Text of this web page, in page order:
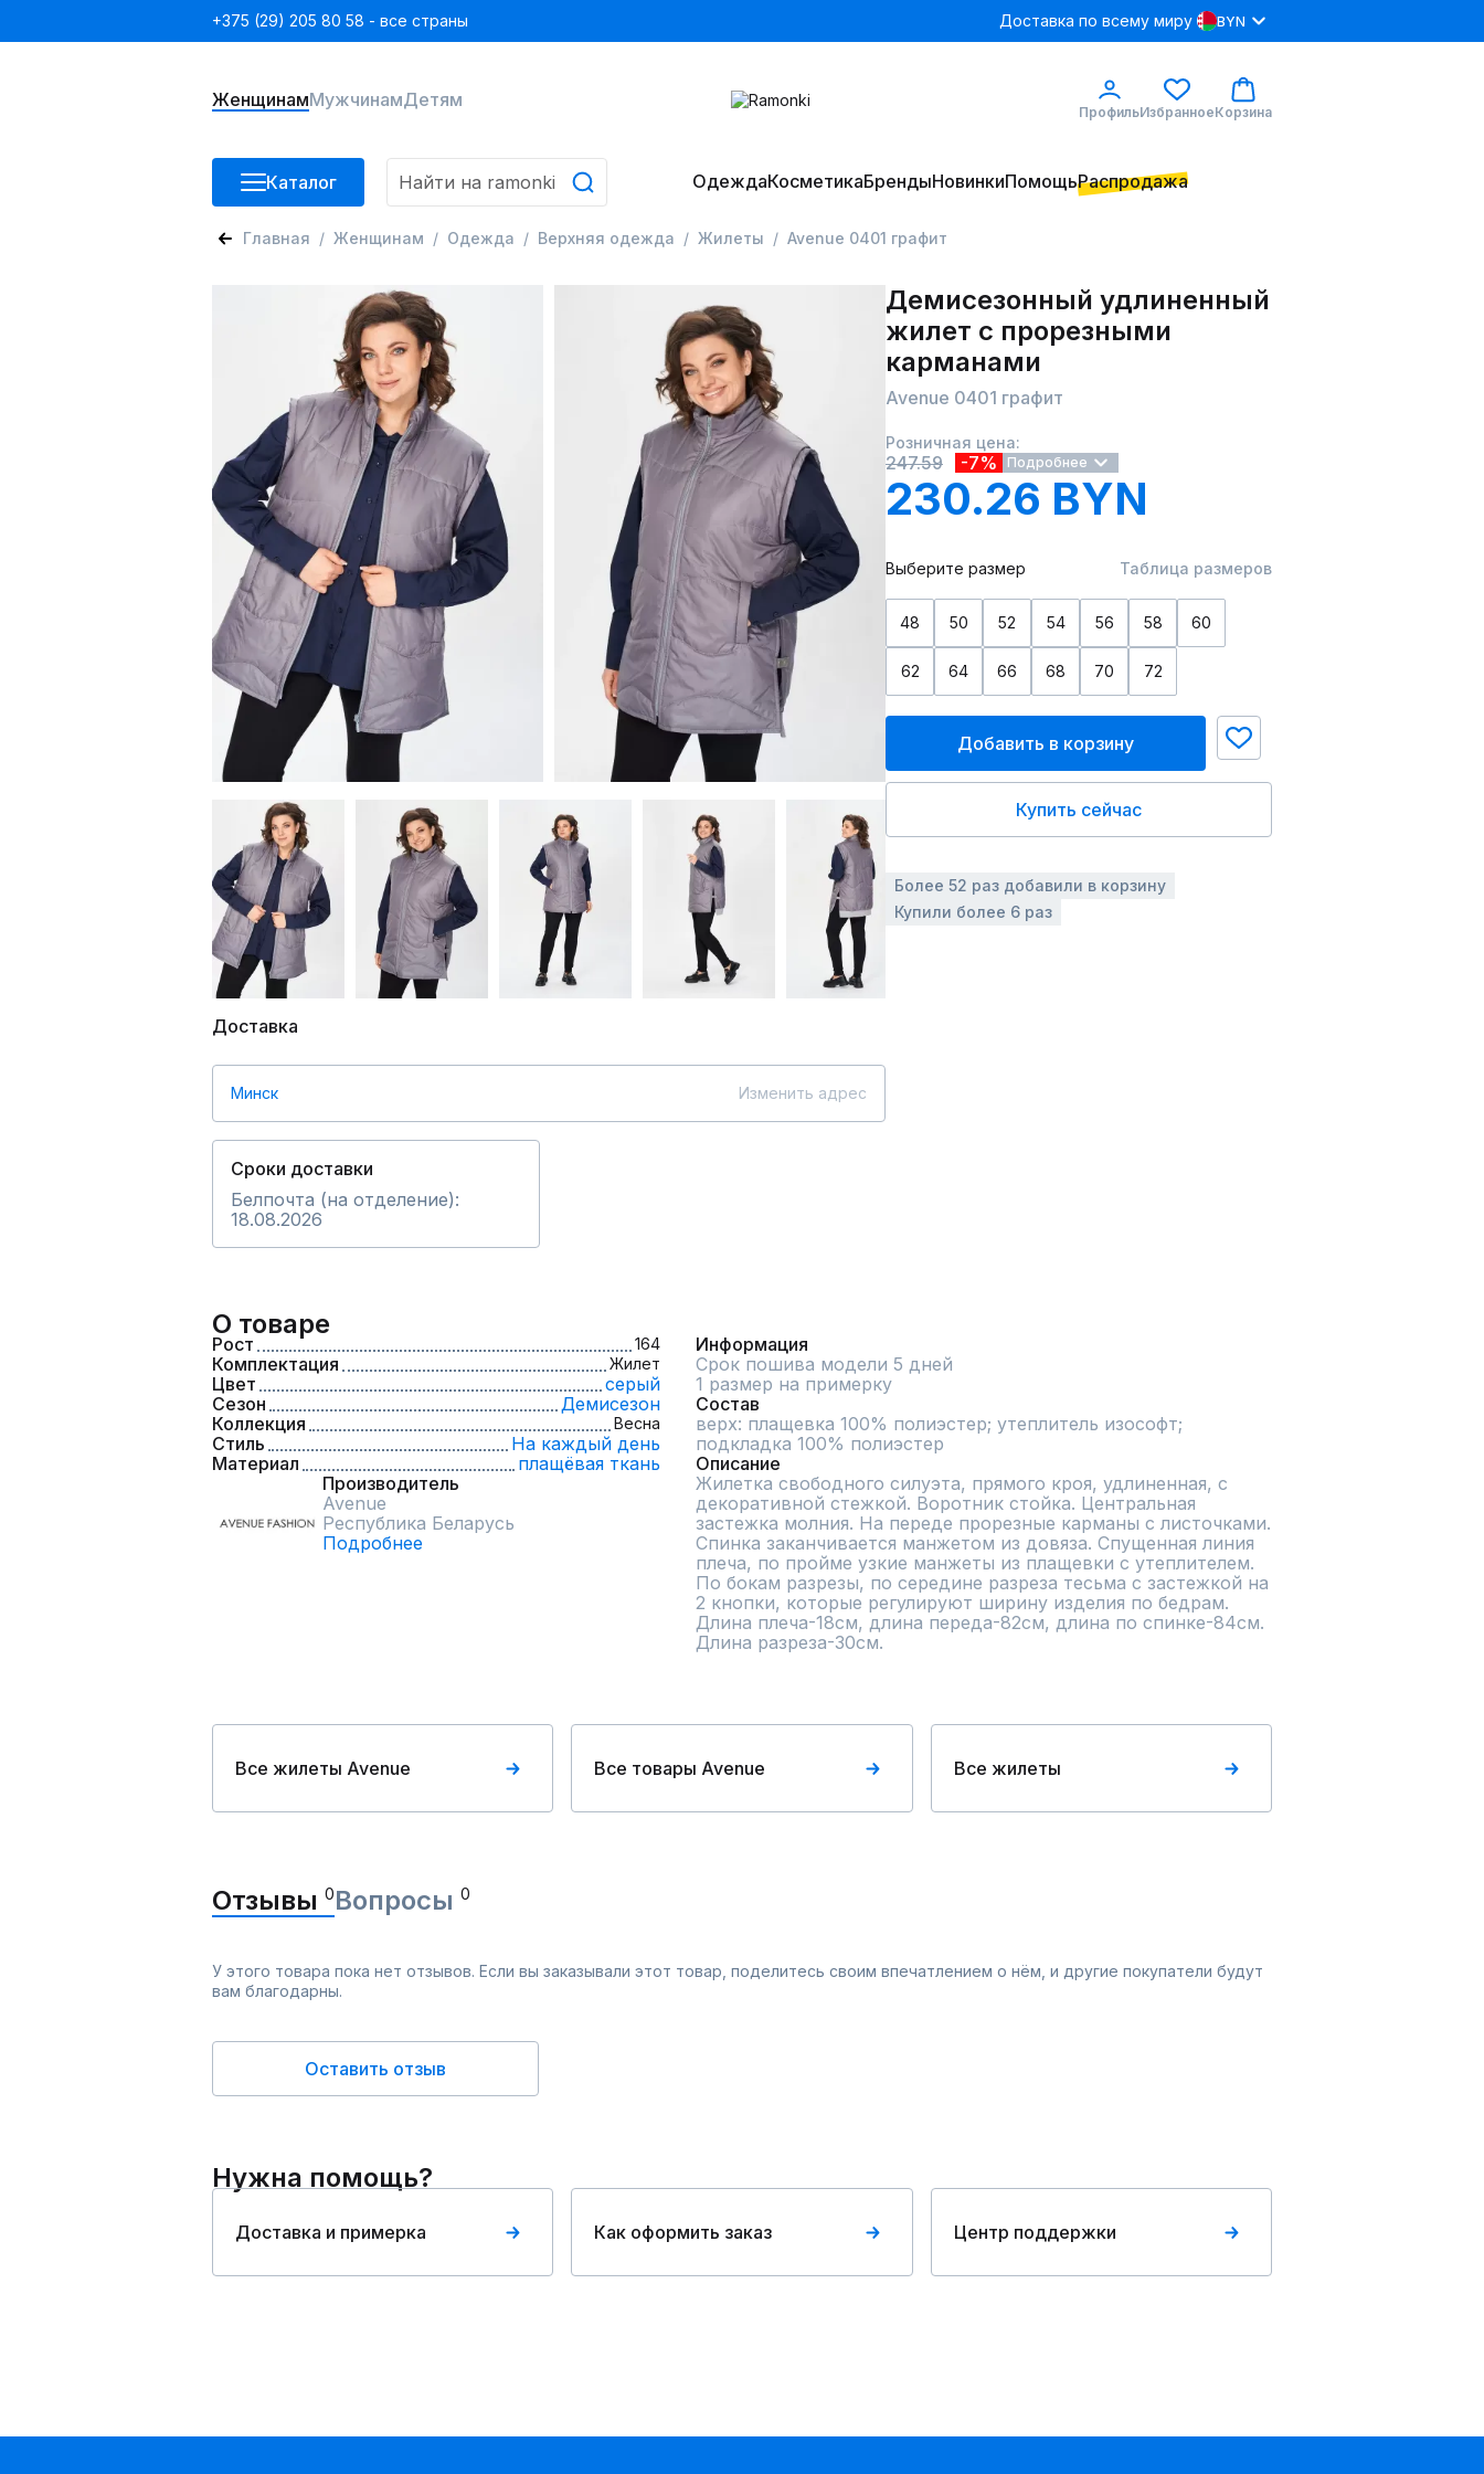
+375 (29) 205 80 58 - все страны Доставка по всему миру BYN
ЖенщинамМужчинамДетям
ПрофильИзбранноеКорзина
Каталог ОдеждаКосметикаБрендыНовинкиПомощьРаспродажа
Главная Женщинам Одежда Верхняя одежда Жилеты Avenue 0401 графит
Доставка
Минск Изменить адрес
Сроки доставки
Белпочта (на отделение):
18.08.2026
Демисезонный удлиненный
жилет с прорезными
карманами
Avenue 0401 графит
Розничная цена:
247.59 -7% Подробнее
230.26 BYN
Выберите размер Таблица размеров
48 50 52 54 56 58 60
62 64 66 68 70 72
Добавить в корзину
Купить сейчас
Более 52 раз добавили в корзину
Купили более 6 раз
О товаре
Рост 164
Комплектация Жилет
Цвет
серый
Сезон
Демисезон
Коллекция
Весна
Стиль
На каждый день
Материал
плащёвая ткань
Производитель
Avenue
Республика Беларусь
Подробнее
Информация
Срок пошива модели 5 дней
1 размер на примерку
Состав
верх: плащевка 100% полиэстер; утеплитель изософт;
подкладка 100% полиэстер
Описание
Жилетка свободного силуэта, прямого кроя, удлиненная, с
декоративной стежкой. Воротник стойка. Центральная
застежка молния. На переде прорезные карманы с листочками.
Спинка заканчивается манжетом из довяза. Спущенная линия
плеча, по пройме узкие манжеты из плащевки с утеплителем.
По бокам разрезы, по середине разреза тесьма с застежкой на
2 кнопки, которые регулируют ширину изделия по бедрам.
Длина плеча-18см, длина переда-82см, длина по спинке-84см.
Длина разреза-30см.
Все жилеты Avenue Все товары Avenue Все жилеты
Отзывы 0Вопросы 0
У этого товара пока нет отзывов. Если вы заказывали этот товар, поделитесь своим впечатлением о нём, и другие покупатели будут
вам благодарны.
Оставить отзыв
Нужна помощь?
Доставка и примерка Как оформить заказ Центр поддержки